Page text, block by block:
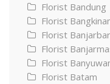
Florist Bandung
Florist
Florist
Florist
Florist
Florist Batam